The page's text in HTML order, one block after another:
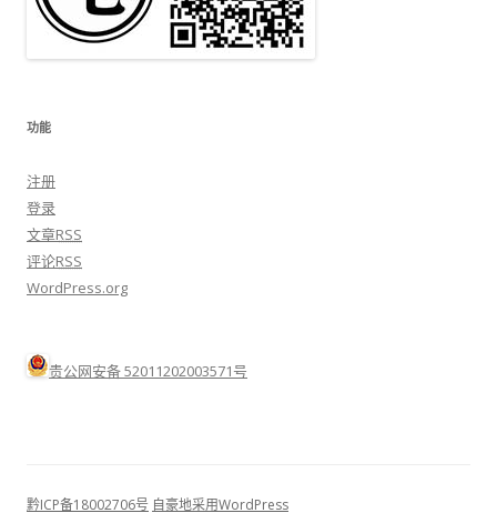
功能
注册
登录
文章RSS
评论RSS
WordPress.org
贵公网安备 52011202003571号
黔ICP备18002706号 自豪地采用WordPress